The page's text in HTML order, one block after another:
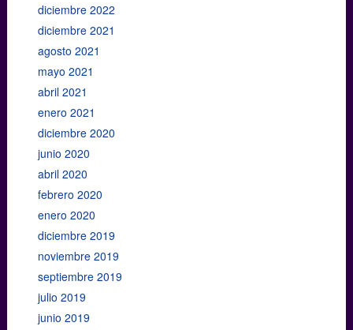
diciembre 2022
diciembre 2021
agosto 2021
mayo 2021
abril 2021
enero 2021
diciembre 2020
junio 2020
abril 2020
febrero 2020
enero 2020
diciembre 2019
noviembre 2019
septiembre 2019
julio 2019
junio 2019